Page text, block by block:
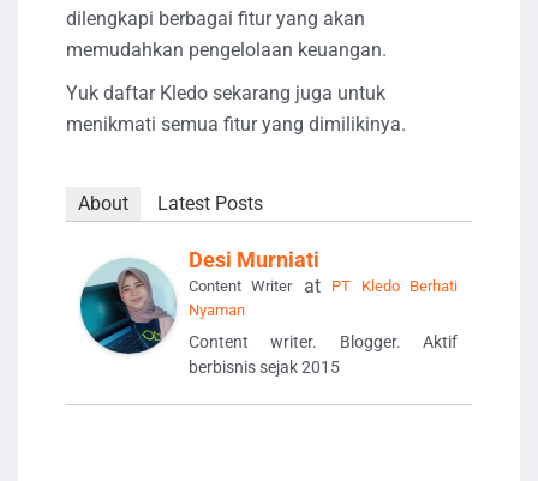
dilengkapi berbagai fitur yang akan
memudahkan pengelolaan keuangan.
Yuk daftar Kledo sekarang juga untuk
menikmati semua fitur yang dimilikinya.
About Latest Posts
Desi Murniati
Content Writerat
PT Kledo Berhati
Nyaman
Content writer. Blogger. Aktif
berbisnis sejak 2015